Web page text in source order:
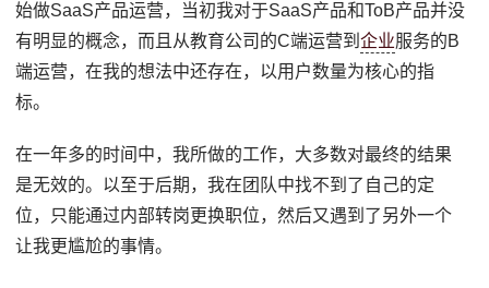
始做SaaS产品运营，当初我对于SaaS产品和ToB产品并没
有明显的概念，而且从教育公司的C端运营到企业服务的B
端运营，在我的想法中还存在，以用户数量为核心的指
标。
在一年多的时间中，我所做的工作，大多数对最终的结果
是无效的。以至于后期，我在团队中找不到了自己的定
位，只能通过内部转岗更换职位，然后又遇到了另外一个
让我更尴尬的事情。